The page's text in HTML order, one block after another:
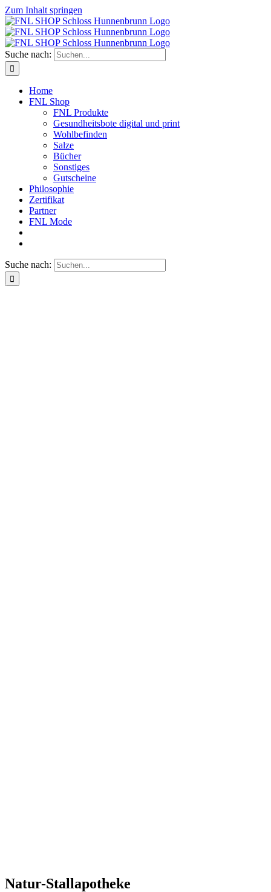
Zum Inhalt springen
Suche nach:
Home
FNL Shop
FNL Produkte
Gesundheitsbote digital und print
Wohlbefinden
Salze
Bücher
Sonstiges
Gutscheine
Philosophie
Zertifikat
Partner
FNL Mode
Suche nach:
Natur-Stallapotheke